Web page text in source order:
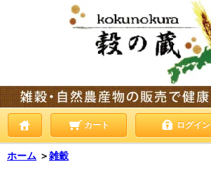
カート ログイン
ホーム ＞雑穀